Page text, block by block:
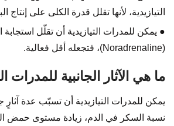
التيازيدية، لأنها تقلل قدرة الكلى على إنتاج
● يمكن للمدرات التيازيدية أن تقلّل استجابة
(Noradrenaline)، فتجعله أقل فعالية.
ما هي الآثار الجانبية للمدرات
يمكن للمدرات التيازيدية أن تسبّب عدة آثارٍ
نسبة السكر في الدم، زيادة مستوى حمض